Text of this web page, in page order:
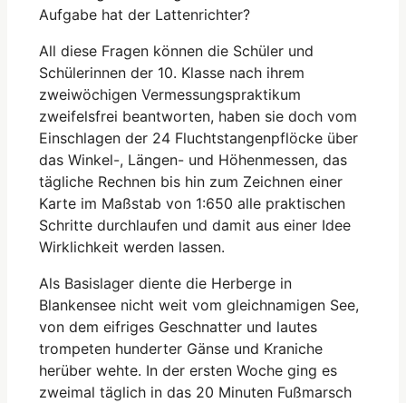
Aufgabe hat der Lattenrichter?
All diese Fragen können die Schüler und
Schülerinnen der 10. Klasse nach ihrem
zweiwöchigen Vermessungspraktikum
zweifelsfrei beantworten, haben sie doch vom
Einschlagen der 24 Fluchtstangenpflöcke über
das Winkel-, Längen- und Höhenmessen, das
tägliche Rechnen bis hin zum Zeichnen einer
Karte im Maßstab von 1:650 alle praktischen
Schritte durchlaufen und damit aus einer Idee
Wirklichkeit werden lassen.
Als Basislager diente die Herberge in
Blankensee nicht weit vom gleichnamigen See,
von dem eifriges Geschnatter und lautes
trompeten hunderter Gänse und Kraniche
herüber wehte. In der ersten Woche ging es
zweimal täglich in das 20 Minuten Fußmarsch